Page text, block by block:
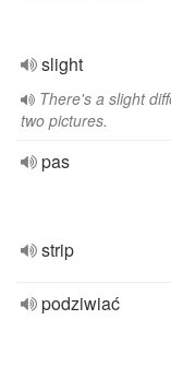
slight
There's a slight
two pictures.
pas
strip
podziwiać